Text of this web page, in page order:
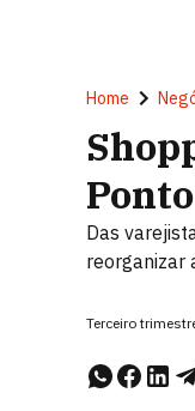
Home
Das
reorganizar
Terceiro